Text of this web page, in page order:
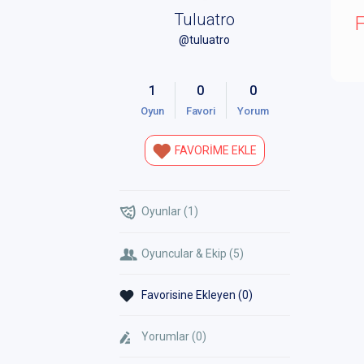
Tuluatro
@tuluatro
1
Oyun
0
Favori
0
Yorum
FAVORİME EKLE
Oyunlar (1)
Oyuncular & Ekip (5)
Favorisine Ekleyen (0)
Yorumlar (0)